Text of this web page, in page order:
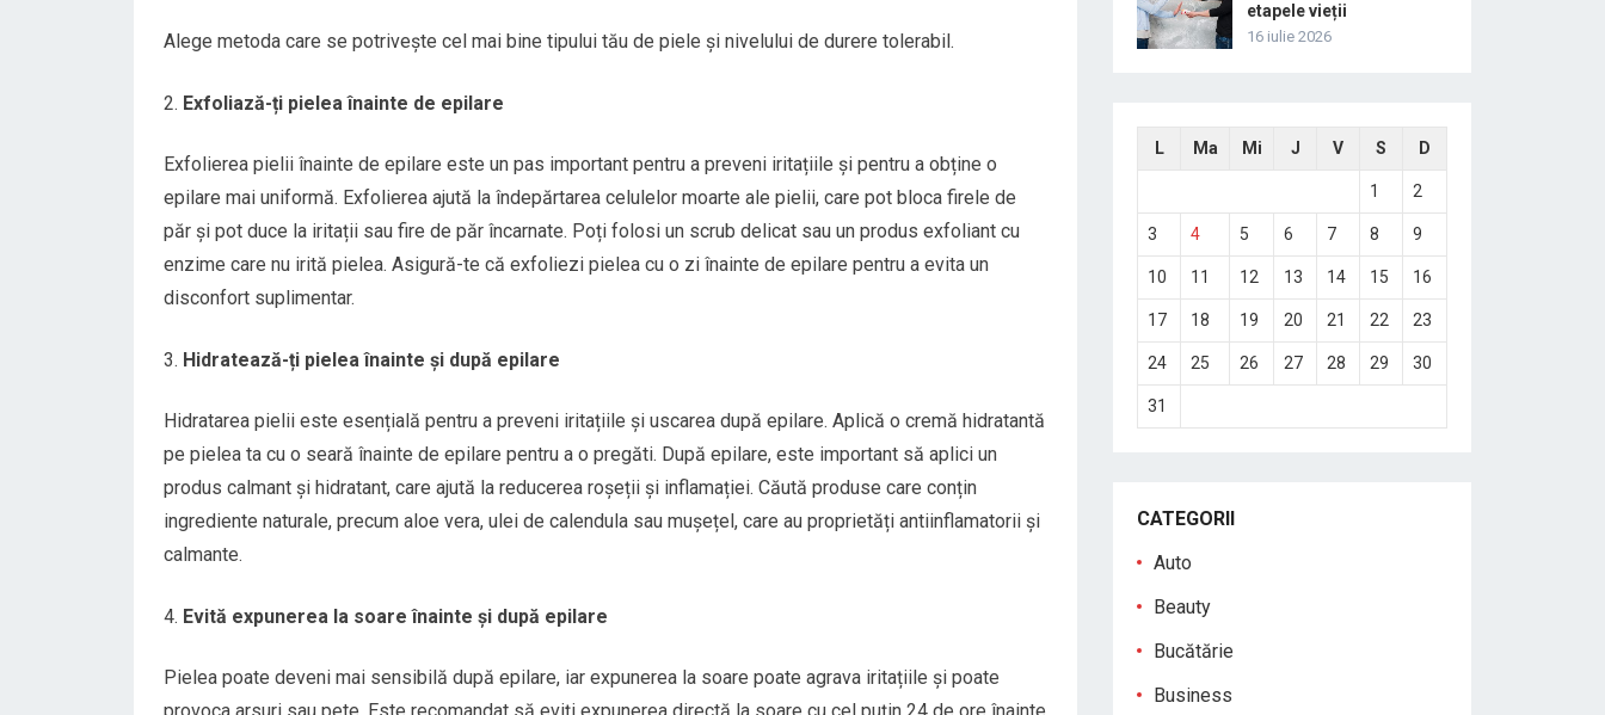
Alege metoda care se potrivește cel mai bine tipului tău de piele și nivelului de durere tolerabil.
Exfoliază-ți pielea înainte de epilare
Exfolierea pielii înainte de epilare este un pas important pentru a preveni iritațiile și pentru a obține o
epilare mai uniformă. Exfolierea ajută la îndepărtarea celulelor moarte ale pielii, care pot bloca firele de
păr și pot duce la iritații sau fire de păr încarnate. Poți folosi un scrub delicat sau un produs exfoliant cu
enzime care nu irită pielea. Asigură-te că exfoliezi pielea cu o zi înainte de epilare pentru a evita un
disconfort suplimentar.
Hidratează-ți pielea înainte și după epilare
Hidratarea pielii este esențială pentru a preveni iritațiile și uscarea după epilare. Aplică o cremă hidratantă
pe pielea ta cu o seară înainte de epilare pentru a o pregăti. După epilare, este important să aplici un
produs calmant și hidratant, care ajută la reducerea roșeții și inflamației. Căută produse care conțin
ingrediente naturale, precum aloe vera, ulei de calendula sau mușețel, care au proprietăți antiinflamatorii și
calmante.
Evită expunerea la soare înainte și după epilare
Pielea poate deveni mai sensibilă după epilare, iar expunerea la soare poate agrava iritațiile și poate
etapele vieții
16 iulie 2026
L Ma Mi J V S D
1 2
3 4 5 6 7 8 9
10 11 12 13 14 15 16
17 18 19 20 21 22 23
24 25 26 27 28 29 30
31
CATEGORII
Auto
Beauty
Bucătărie
Business